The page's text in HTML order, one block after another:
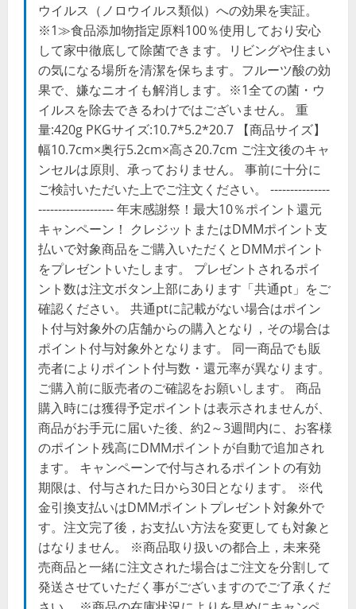
ウイルス（ノロウイルス類似）への効果を実証。
※1≫食品添加物指定原料100％使用しており安心
して家中徹底して除菌できます。リビングや住まい
の気になる場所を清潔を保ちます。フルーツ酸の効
果で、嫌なニオイも解消します。※1全ての菌・ウ
イルスを除去できるわけではございません。 重
量:420g PKGサイズ:10.7*5.2*20.7 【商品サイズ】
幅10.7cm×奥行5.2cm×高さ20.7cm ご注文後のキャ
ンセルは原則、承っておりません。 事前に十分に
ご検討いただいた上でご注文ください。 ---------------
------------------- 年末感謝祭！最大10％ポイント還元
キャンペーン！ クレジットまたはDMMポイント支
払いで対象商品をご購入いただくとDMMポイント
をプレゼントいたします。 プレゼントされるポイ
ント数は注文ボタン上部にあります「共通pt」をご
確認ください。 共通ptに記載がない場合はポイン
ト付与対象外の店舗からの購入となり，その場合は
ポイント付与対象外となります。 同一商品でも販
売者によりポイント付与数・還元率が異なります。
ご購入前に販売者のご確認をお願いします。 商品
購入時には獲得予定ポイントは表示されませんが、
商品がお手元に届いた後、約2～3週間内に、お客様
のポイント残高にDMMポイントが自動で追加され
ます。 キャンペーンで付与されるポイントの有効
期限は、付与された日から30日となります。 ※代
金引換支払いはDMMポイントプレゼント対象外で
す。注文完了後，お支払い方法を変更しても対象と
はなりません。 ※商品取り扱いの都合上，未来発
売商品と一緒に注文された場合はご注文を分割して
発送させていただく事がございますのでご了承くだ